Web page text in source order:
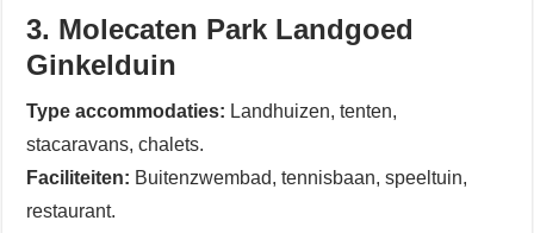
3. Molecaten Park Landgoed
Ginkelduin
Type accommodaties: Landhuizen, tenten,
stacaravans, chalets.
Faciliteiten: Buitenzwembad, tennisbaan, speeltuin,
restaurant.